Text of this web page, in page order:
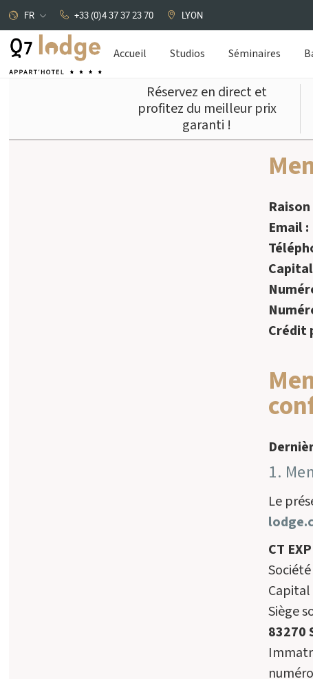
Accueil Studios Séminaires
+33 (0)4 37 37 23 70 LYON
FR
Réservez en direct et
profitez du meilleur prix
garanti !
Email :
Crédit
1.
Le
CT
Capital
Siège
83270